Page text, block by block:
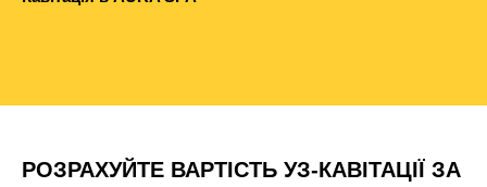
РОЗРАХУЙТЕ ВАРТІСТЬ УЗ-КАВІТАЦІЇ ЗА